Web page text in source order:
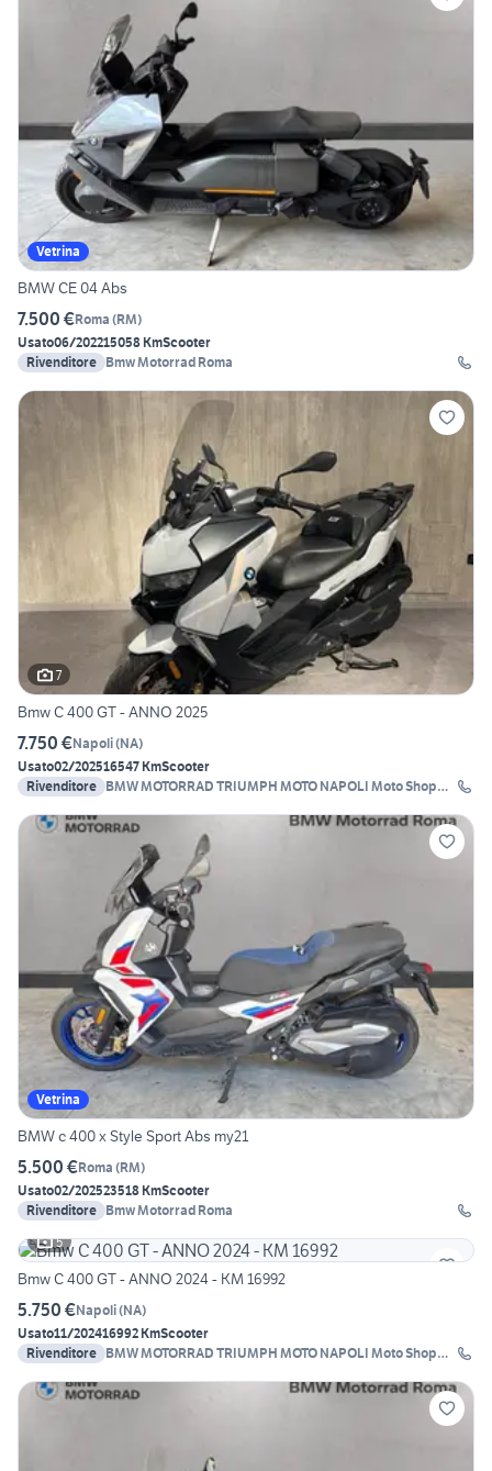
Vetrina
BMW CE 04 Abs
7.500 €Roma (RM)
Usato06/202215058 KmScooter
Rivenditore Bmw Motorrad Roma
7
Bmw C 400 GT - ANNO 2025
7.750 €Napoli(NA)
Usato02/202516547 KmScooter
Rivenditore BMW MOTORRAD TRIUMPH MOTO NAPOLI Moto Shop
Vetrina
BMW c 400 x Style Sport Abs my21
5.500 €Roma (RM)
Usato02/202523518 KmScooter
Rivenditore Bmw Motorrad Roma
5
Bmw C 400 GT - ANNO 2024 - KM 16992
5.750 €Napoli(NA)
Usato11/202416992 KmScooter
Rivenditore BMW MOTORRAD TRIUMPH MOTO NAPOLI Moto Shop